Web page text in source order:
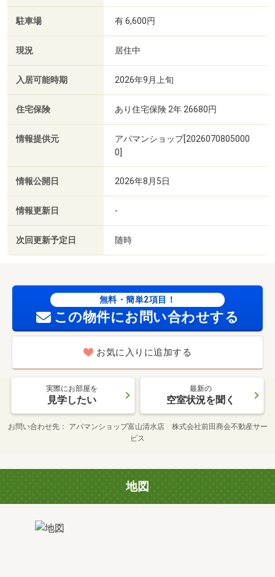
駐車場 有 6,600円
現況 居住中
入居可能時期 2026年9月上旬
住宅保険 あり住宅保険 2年 26680円
情報提供元
アパマンショップ[2026070805000
0]
情報公開日 2026年8月5日
情報更新日 -
次回更新予定日 随時
無料・簡単2項目！
この物件にお問い合わせする
お気に入りに追加する
実際にお部屋を
見学したい
最新の
空室状況を聞く
お問い合わせ先
アパマンショップ富山清水店 株式会社前田商会不動産サー
ビス
地図